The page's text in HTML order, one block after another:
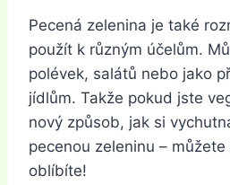
Pecená zelenina je také
použít k různým účelům.
polévek, salátů nebo jako
jídlům. Takže pokud jste
nový způsob, jak si
pecenou zeleninu –
oblíbíte!